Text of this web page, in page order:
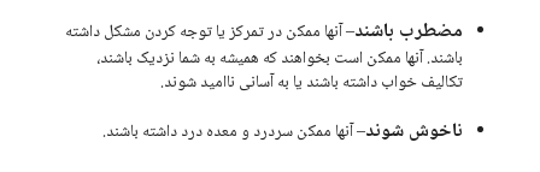
مضطرب باشند– آنها ممکن در تمرکز یا توجه کردن مشکل داشته
باشند. آنها ممکن است بخواهند که همیشه به شما نزدیک باشند،
تکالیف خواب داشته باشند یا به آسانی ناامید شوند.
ناخوش شوند– آنها ممکن سردرد و معده درد داشته باشند.